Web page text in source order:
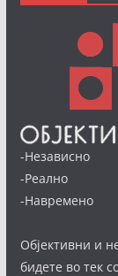
-Независно
-Реално
-Навремено
Објективни и
бидете во тек